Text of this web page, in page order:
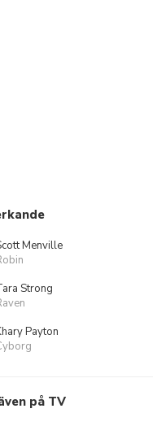
Menville
Strong
Payton
på TV